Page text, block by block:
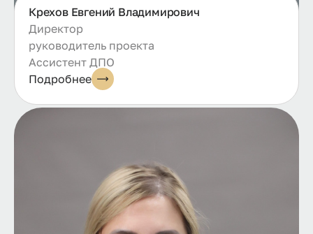
Крехов Евгений Владимирович
Директор
руководитель проекта
Ассистент ДПО
Подробнее